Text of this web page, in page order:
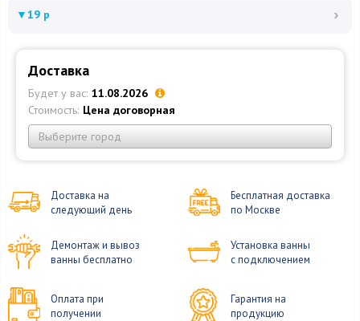
▼19 р ›
Доставка
Будет у вас: 11.08.2026
Стоимость: Цена договорная
Выберите город
Доставка на
следующий день
Бесплатная доставка
по Москве
Демонтаж и вывоз
ванны бесплатно
Установка ванны
с подключением
Оплата при
получении
Гарантия на
продукцию